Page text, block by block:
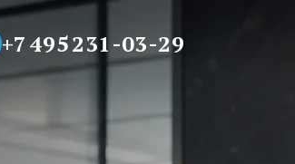
+7 495 231-03-29